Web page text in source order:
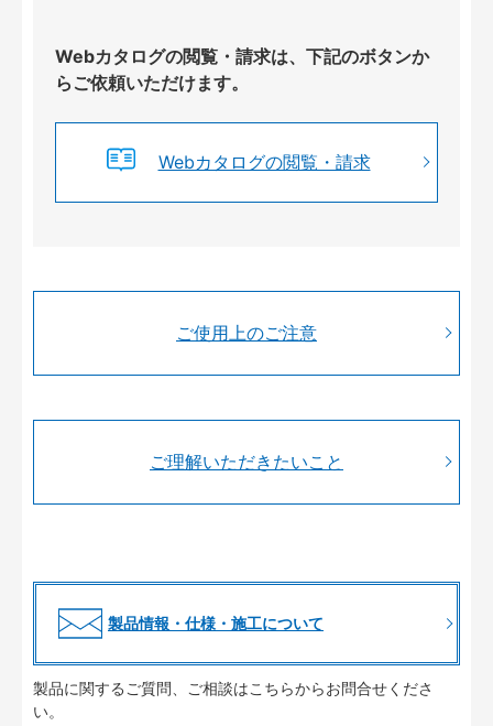
Webカタログの閲覧・請求は、下記のボタンか
らご依頼いただけます。
Webカタログの閲覧・請求
ご使用上のご注意
ご理解いただきたいこと
製品情報・仕様・施工について
製品に関するご質問、ご相談はこちらからお問合せくださ
い。